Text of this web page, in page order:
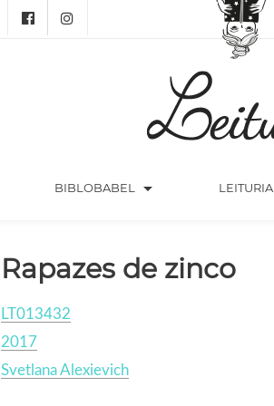
BIBLOBABEL arrow_drop_down LEITURIA
Rapazes de zinco
LT013432
2017
Svetlana Alexievich